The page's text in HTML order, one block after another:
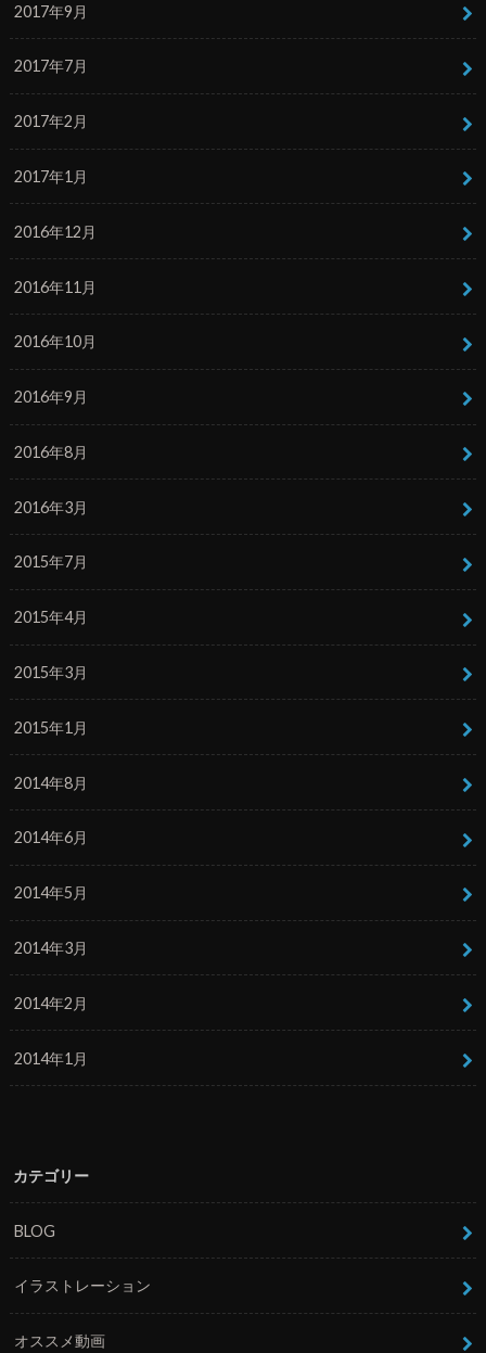
2017年9月
2017年7月
2017年2月
2017年1月
2016年12月
2016年11月
2016年10月
2016年9月
2016年8月
2016年3月
2015年7月
2015年4月
2015年3月
2015年1月
2014年8月
2014年6月
2014年5月
2014年3月
2014年2月
2014年1月
カテゴリー
BLOG
イラストレーション
オススメ動画